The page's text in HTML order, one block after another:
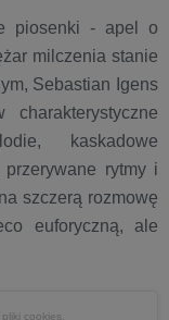
piosenki - apel o
milczenia stanie
Sebastian Igens
kaskadowe
przerywane rytmy i
szczerą rozmowę
euforyczną, ale
cookies.